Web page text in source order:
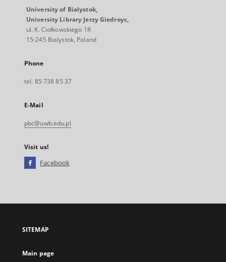
University of Bialystok,
University Library Jerzy Giedroyc,
ul. K. Ciołkowskiego 1R
15-245 Bialystok, Poland
Phone
tel. 85 738 85 37
E-Mail
pbc@uwb.edu.pl
Visit us!
Facebook
open
new
SITEMAP
Main page